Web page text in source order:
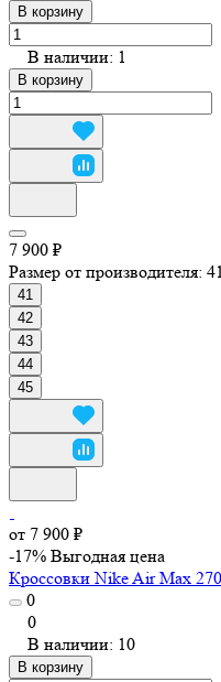
В корзину
В наличии: 1
В корзину
7 900 ₽
Размер от производителя: 41
41
42
43
44
45
от 7 900 ₽
-17% Выгодная цена
Кроссовки Nike Air Max
0
0
В наличии: 10
В корзину